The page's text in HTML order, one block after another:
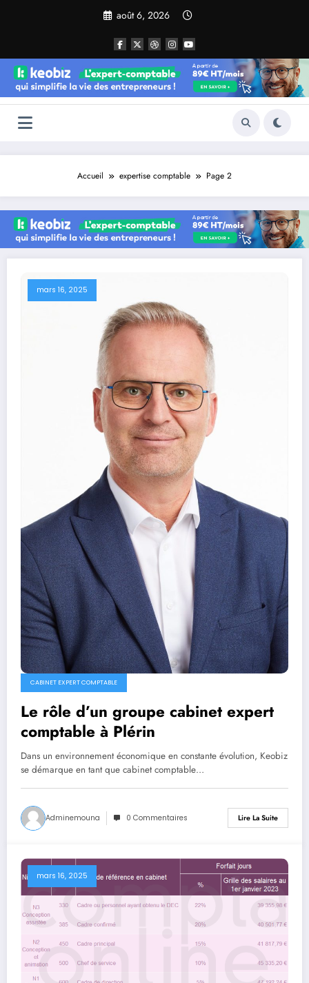
août 6, 2026
Accueil expertise comptable Page 2
mars 16, 2025
CABINET EXPERT COMPTABLE
Le rôle d’un groupe cabinet expert
comptable à Plérin
Dans un environnement économique en constante évolution, Keobiz
se démarque en tant que cabinet comptable…
Adminemouna 0 Commentaires Lire La Suite
mars 16, 2025